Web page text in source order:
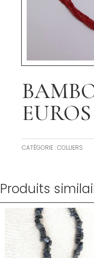
CATÉGORIE :COLLIERS
Produits